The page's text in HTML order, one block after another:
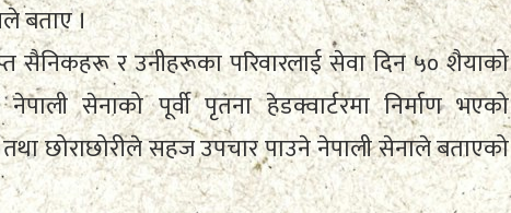
बताए ।
सैनिकहरू र उनीहरूका परिवारलाई सेवा दिन ५० शैयाको
सेनाको पूर्वी पृतना हेडक्वार्टरमा निर्माण भएको
छोराछोरीले सहज उपचार पाउने नेपाली सेनाले बताएको